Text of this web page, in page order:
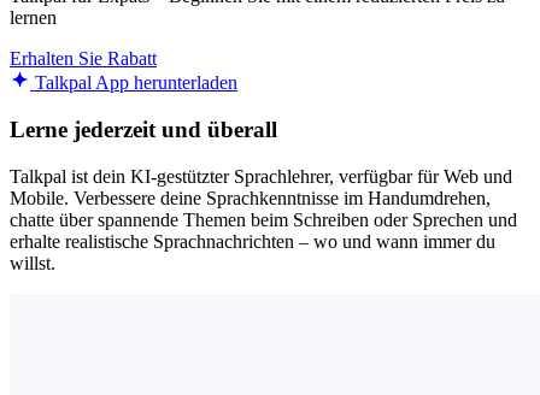
lernen
Erhalten Sie Rabatt
Talkpal App herunterladen
Lerne jederzeit und überall
Talkpal ist dein KI-gestützter Sprachlehrer, verfügbar für Web und
Mobile. Verbessere deine Sprachkenntnisse im Handumdrehen,
chatte über spannende Themen beim Schreiben oder Sprechen und
erhalte realistische Sprachnachrichten – wo und wann immer du
willst.